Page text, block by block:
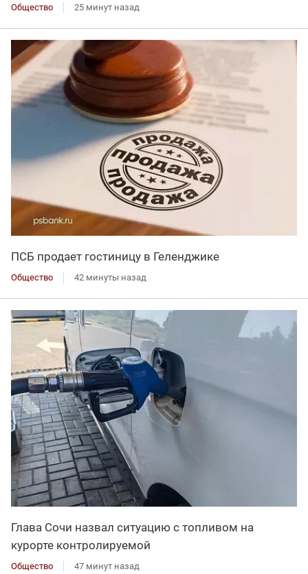
Общество 25 минут назад
ПСБ продает гостиницу в Геленджике
Общество 42 минуты назад
Глава Сочи назвал ситуацию с топливом на
курорте контролируемой
Общество 47 минут назад